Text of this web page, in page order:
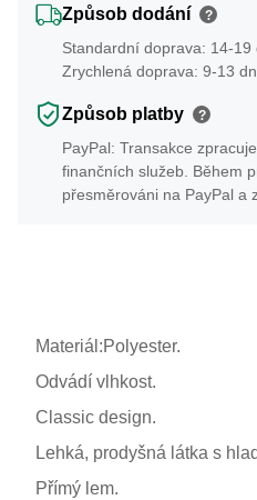
Způsob dodání ?
Standardní doprava: 14-19
Zrychlená doprava: 9-13
Způsob platby ?
PayPal: Transakce
finančních služeb. Během
přesměrováni na PayPal a
Materiál:Polyester.
Odvádí vlhkost.
Classic design.
Lehká, prodyšná látka s
Přímý lem.